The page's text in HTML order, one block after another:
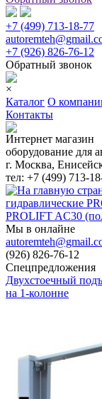
+7 (499) 713-18-77
+7 (926) 826-76-12
Обратный звонок
×
Каталог О
Контакты
Интернет магазин
оборудование для
г. Москва,
тел: +7 (499) 713-
гидравлические
PROLIFT AC30
Мы в онлайне
(926) 826-76-12
Спецпредложения
Двухстоечный
на 1-колонне